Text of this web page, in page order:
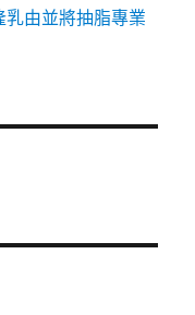
由並將抽脂專業